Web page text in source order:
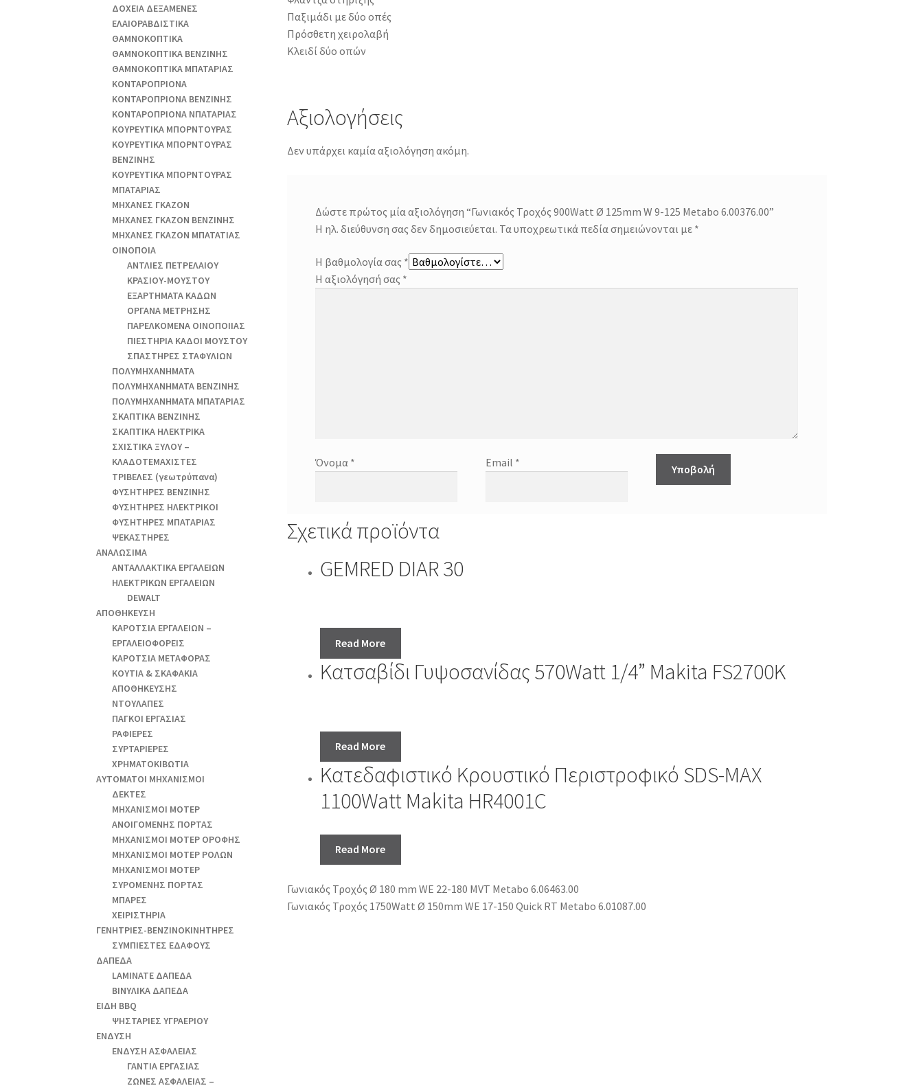
Παξιμάδι με δύο οπές
Πρόσθετη χειρολαβή
Κλειδί δύο οπών
Αξιολογήσεις
Δεν υπάρχει καμία αξιολόγηση ακόμη.
Δώστε πρώτος μία αξιολόγηση “Γωνιακός Τροχός 900Watt Ø 125mm W 9-125 Metabo 6.00376.00”
Η ηλ. διεύθυνση σας δεν δημοσιεύεται. Τα υποχρεωτικά πεδία σημειώνονται με *
Η βαθμολογία σας *
Η αξιολόγησή σας *
Όνομα * Email *
Σχετικά προϊόντα
GEMRED DIAR 30
Read More
Κατσαβίδι Γυψοσανίδας 570Watt 1/4” Makita FS2700K
Read More
Κατεδαφιστικό Κρουστικό Περιστροφικό SDS-ΜΑΧ
1100Watt Makita HR4001C
Read More
Γωνιακός Τροχός Ø 180 mm WE 22-180 MVT Metabo 6.06463.00
Γωνιακός Τροχός 1750Watt Ø 150mm WE 17-150 Quick RT Metabo 6.01087.00
ΔΟΧΕΙΑ ΔΕΞΑΜΕΝΕΣ
ΕΛΑΙΟΡΑΒΔΙΣΤΙΚΑ
ΘAΜΝΟΚΟΠΤΙΚΑ
ΘAΜΝΟΚΟΠΤΙΚΑ ΒΕΝΖΙΝΗΣ
ΘAΜΝΟΚΟΠΤΙΚΑ ΜΠΑΤΑΡΙΑΣ
ΚΟΝΤΑΡΟΠΡΙΟΝΑ
ΚΟΝΤΑΡΟΠΡΙΟΝΑ ΒΕΝΖΙΝΗΣ
ΚΟΝΤΑΡΟΠΡΙΟΝΑ ΝΠΑΤΑΡΙΑΣ
ΚΟΥΡΕΥΤΙΚΑ ΜΠΟΡΝΤΟΥΡΑΣ
ΚΟΥΡΕΥΤΙΚΑ ΜΠΟΡΝΤΟΥΡΑΣ
ΒΕΝΖΙΝΗΣ
ΚΟΥΡΕΥΤΙΚΑ ΜΠΟΡΝΤΟΥΡΑΣ
ΜΠΑΤΑΡΙΑΣ
ΜΗΧΑΝΕΣ ΓΚΑΖΟΝ
ΜΗΧΑΝΕΣ ΓΚΑΖΟΝ ΒΕΝΖΙΝΗΣ
ΜΗΧΑΝΕΣ ΓΚΑΖΟΝ ΜΠΑΤΑΤΙΑΣ
ΟΙΝΟΠΟΙΑ
ΑΝΤΛΙΕΣ ΠΕΤΡΕΛΑΙΟΥ
ΚΡΑΣΙΟΥ-ΜΟΥΣΤΟΥ
ΕΞΑΡΤΗΜΑΤΑ ΚΑΔΩΝ
ΟΡΓΑΝΑ ΜΕΤΡΗΣΗΣ
ΠΑΡΕΛΚΟΜΕΝΑ ΟΙΝΟΠΟΙΙΑΣ
ΠΙΕΣΤΗΡΙΑ ΚΑΔΟΙ ΜΟΥΣΤΟΥ
ΣΠΑΣΤΗΡΕΣ ΣΤΑΦΥΛΙΩΝ
ΠΟΛΥΜΗΧΑΝΗΜΑΤΑ
ΠΟΛΥΜΗΧΑΝΗΜΑΤΑ ΒΕΝΖΙΝΗΣ
ΠΟΛΥΜΗΧΑΝΗΜΑΤΑ ΜΠΑΤΑΡΙΑΣ
ΣΚΑΠΤΙΚΑ ΒΕΝΖΙΝΗΣ
ΣΚΑΠΤΙΚΑ ΗΛΕΚΤΡΙΚΑ
ΣΧΙΣΤΙΚΑ ΞΥΛΟΥ –
ΚΛΑΔΟΤΕΜΑΧΙΣΤΕΣ
ΤΡΙΒΕΛΕΣ (γεωτρύπανα)
ΦΥΣΗΤΗΡΕΣ ΒΕΝΖΙΝΗΣ
ΦΥΣΗΤΗΡΕΣ ΗΛΕΚΤΡΙΚΟΙ
ΦΥΣΗΤΗΡΕΣ ΜΠΑΤΑΡΙΑΣ
ΨΕΚΑΣΤΗΡΕΣ
ΑΝΑΛΩΣΙΜΑ
ΑΝΤΑΛΛΑΚΤΙΚΑ ΕΡΓΑΛΕΙΩΝ
ΗΛΕΚΤΡΙΚΩΝ ΕΡΓΑΛΕΙΩΝ
DEWALT
ΑΠΟΘΗΚΕΥΣΗ
ΚΑΡΟΤΣΙΑ ΕΡΓΑΛΕΙΩΝ –
ΕΡΓΑΛΕΙΟΦΟΡΕΙΣ
ΚΑΡΟΤΣΙΑ ΜΕΤΑΦΟΡΑΣ
ΚΟΥΤΙΑ & ΣΚΑΦΑΚΙΑ
ΑΠΟΘΗΚΕΥΣΗΣ
ΝΤΟΥΛΑΠΕΣ
ΠΑΓΚΟΙ ΕΡΓΑΣΙΑΣ
ΡΑΦΙΕΡΕΣ
ΣΥΡΤΑΡΙΕΡΕΣ
ΧΡΗΜΑΤΟΚΙΒΩΤΙΑ
ΑΥΤΟΜΑΤΟΙ ΜΗΧΑΝΙΣΜΟΙ
ΔΕΚΤΕΣ
ΜΗΧΑΝΙΣΜΟΙ ΜΟΤΕΡ
ΑΝΟΙΓΟΜΕΝΗΣ ΠΟΡΤΑΣ
ΜΗΧΑΝΙΣΜΟΙ ΜΟΤΕΡ ΟΡΟΦΗΣ
ΜΗΧΑΝΙΣΜΟΙ ΜΟΤΕΡ ΡΟΛΩΝ
ΜΗΧΑΝΙΣΜΟΙ ΜΟΤΕΡ
ΣΥΡΟΜΕΝΗΣ ΠΟΡΤΑΣ
ΜΠΑΡΕΣ
ΧΕΙΡΙΣΤΗΡΙΑ
ΓΕΝΗΤΡΙΕΣ-ΒΕΝΖΙΝΟΚΙΝΗΤΗΡΕΣ
ΣΥΜΠΙΕΣΤΕΣ ΕΔΑΦΟΥΣ
ΔΑΠΕΔΑ
LAMINATE ΔΑΠΕΔΑ
ΒΙΝΥΛΙΚΑ ΔΑΠΕΔΑ
ΕΙΔΗ BBQ
ΨΗΣΤΑΡΙΕΣ ΥΓΡΑΕΡΙΟΥ
ΕΝΔΥΣΗ
ΕΝΔΥΣΗ ΑΣΦΑΛΕΙΑΣ
ΓΑΝΤΙΑ ΕΡΓΑΣΙΑΣ
ΖΩΝΕΣ ΑΣΦΑΛΕΙΑΣ –